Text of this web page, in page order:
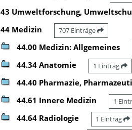
43 Umweltforschung,
44 Medizin 707 Einträge
44.00 Medizin: Allgemeines
44.34 Anatomie 1 Eintrag
44.40 Pharmazie,
44.61 Innere Medizin 1
44.64 Radiologie 1 Eintrag